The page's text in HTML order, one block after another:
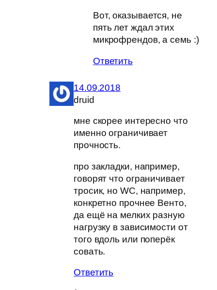
Вот, оказывается, не
пять лет ждал этих
микрофрендов, а семь :)
Ответить
14.09.2018
druid
мне скорее интересно что
именно ограничивает
прочность.
про закладки, например,
говорят что ограничивает
тросик, но WC, например,
конкретно прочнее Венто,
да ещё на мелких разную
нагрузку в зависимости от
того вдоль или поперёк
совать.
Ответить